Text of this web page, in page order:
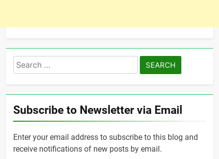
Search
for:
Subscribe to Newsletter via Email
Enter your email address to subscribe to this blog and
receive notifications of new posts by email.